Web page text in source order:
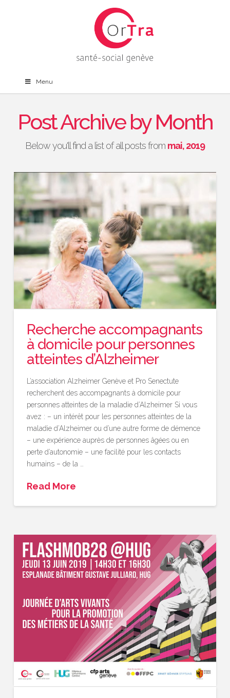
Menu
Post Archive by Month
Below you'll find a list of all posts from mai, 2019
Recherche accompagnants
à domicile pour personnes
atteintes d’Alzheimer
L’association Alzheimer Genève et Pro Senectute
recherchent des accompagnants à domicile pour
personnes atteintes de la maladie d’Alzheimer Si vous
avez : – un intérêt pour les personnes atteintes de la
maladie d’Alzheimer ou d’une autre forme de démence
– une expérience auprès de personnes âgées ou en
perte d’autonomie – une facilité pour les contacts
humains – de la …
Read More